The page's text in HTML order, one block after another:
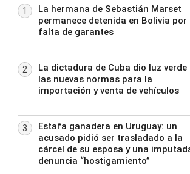
1
La hermana de Sebastián Marset
permanece detenida en Bolivia por
falta de garantes
2
La dictadura de Cuba dio luz verde
las nuevas normas para la
importación y venta de vehículos
3
Estafa ganadera en Uruguay: un
acusado pidió ser trasladado a la
cárcel de su esposa y una
denuncia “hostigamiento”